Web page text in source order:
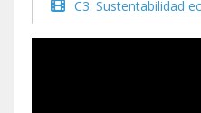
C3. Sustentabilidad